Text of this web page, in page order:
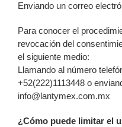
Enviando un correo
Para conocer el
revocación del
el siguiente medio:
Llamando al número
+52(222)1113448 o
info@lantymex.com.mx
¿Cómo puede limitar el